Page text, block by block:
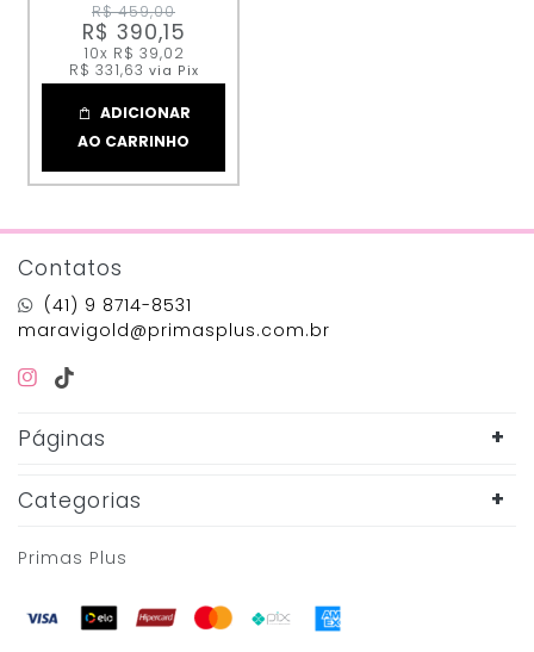
R$ 459,00
R$ 390,15
10x R$ 39,02
R$ 331,63 via Pix
ADICIONAR
AO CARRINHO
Contatos
(41) 9 8714-8531
maravigold@primasplus.com.br
Páginas
Categorias
Primas Plus